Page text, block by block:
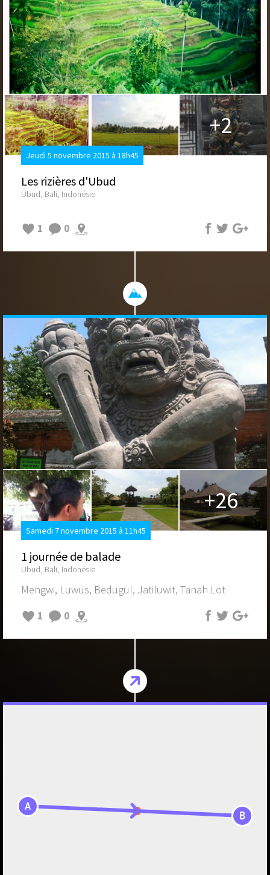
+2
Jeudi 5 novembre 2015 à 18h45
Les rizières d'Ubud
Ubud, Bali, Indonésie
1 0
+26
Samedi 7 novembre 2015 à 11h45
1 journée de balade
Ubud, Bali, Indonésie
Mengwi, Luwus, Bedugul, Jatiluwit, Tanah Lot
1
0
A
B